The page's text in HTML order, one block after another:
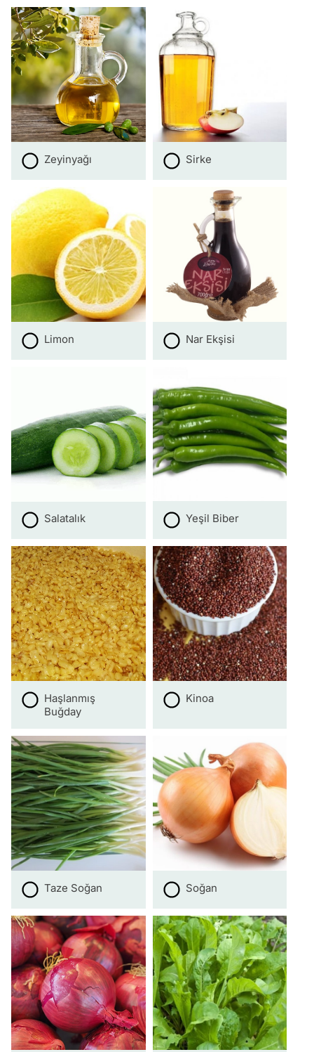
Zeyinyağı Sirke
Limon Nar Ekşisi
Salatalık Yeşil Biber
Haşlanmış
Buğday
Kinoa
Taze Soğan Soğan